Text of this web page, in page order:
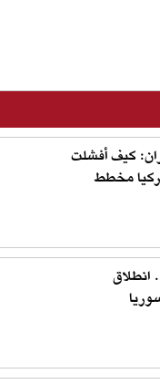
كيف أفشلت
مخطط
انطلاق